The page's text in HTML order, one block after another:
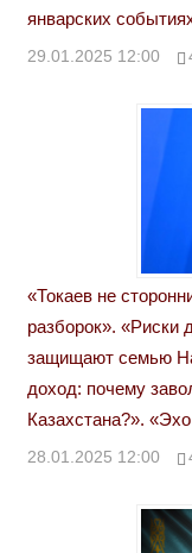
январских
29.01.2025 12:00
«Токаев не
разборок». «Риски
защищают семью
доход: почему
Казахстана?».
28.01.2025 12:00